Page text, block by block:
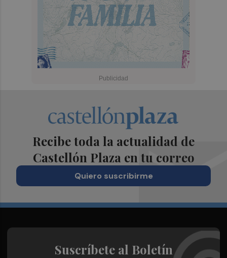
Recibe toda la actualidad de
Castellón Plaza en tu correo
Quiero suscribirme
Suscríbete al Boletín